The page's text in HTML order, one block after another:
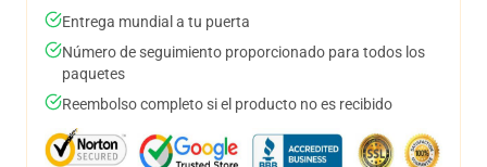
Entrega mundial a tu puerta
Número de seguimiento proporcionado para todos los
paquetes
Reembolso completo si el producto no es recibido